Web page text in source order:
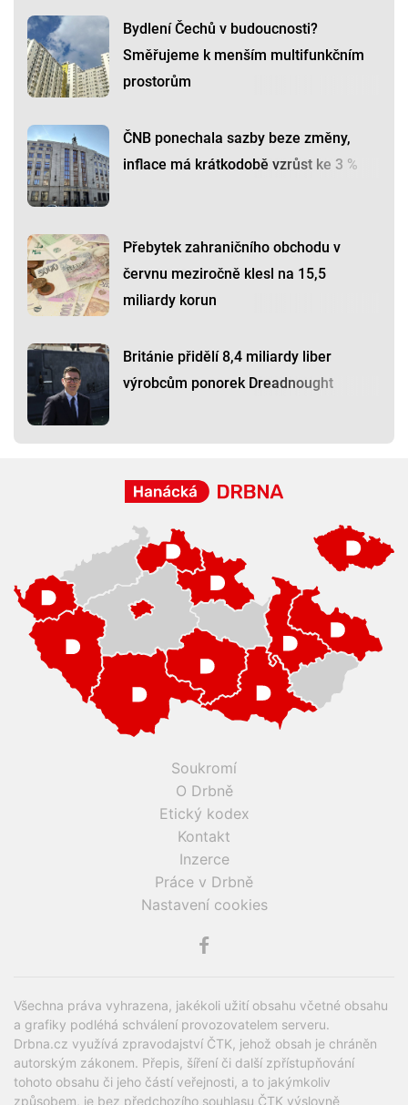
Bydlení Čechů v budoucnosti?
Směřujeme k menším multifunkčním
prostorům
ČNB ponechala sazby beze změny,
inflace má krátkodobě vzrůst ke 3 %
Přebytek zahraničního obchodu v
červnu meziročně klesl na 15,5
miliardy korun
Británie přidělí 8,4 miliardy liber
výrobcům ponorek Dreadnought
Soukromí
O Drbně
Etický kodex
Kontakt
Inzerce
Práce v Drbně
Nastavení cookies
Všechna práva vyhrazena, jakékoli užití obsahu včetné obsahu
a grafiky podléhá schválení provozovatelem serveru.
Drbna.cz využívá zpravodajství ČTK, jehož obsah je chráněn
autorským zákonem. Přepis, šíření či další zpřístupňování
tohoto obsahu či jeho částí veřejnosti, a to jakýmkoliv
způsobem, je bez předchozího souhlasu ČTK výslovně